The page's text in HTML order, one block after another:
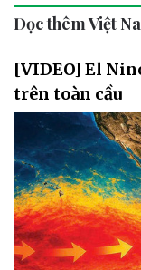
Đọc thêm Việt
[VIDEO] El
trên toàn cầu